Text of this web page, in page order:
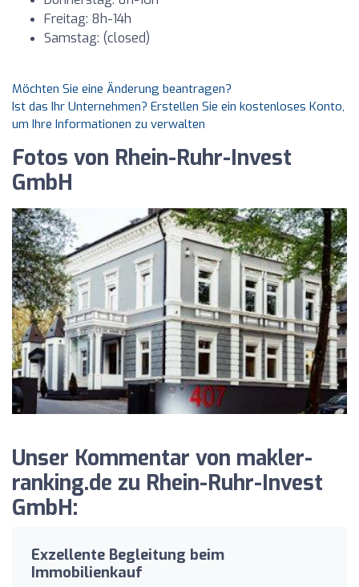
Freitag: 8h-14h
Samstag: (closed)
Möchten Sie eine Änderung beantragen?
Ist das Ihr Unternehmen? Erstellen Sie ein kostenloses Konto,
um Ihre Informationen zu verwalten
Fotos von Rhein-Ruhr-Invest
GmbH
Unser Kommentar von makler-
ranking.de zu Rhein-Ruhr-Invest
GmbH:
Exzellente Begleitung beim
Immobilienkauf